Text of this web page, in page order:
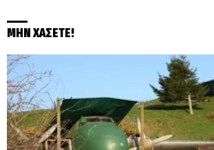
ΜΗΝ ΧΑΣΕΤΕ!